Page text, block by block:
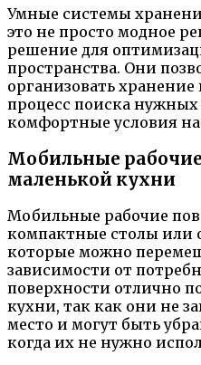
Умные системы
это не просто модное
решение для
пространства. Они
организовать
процесс поиска нужных
комфортные условия
Мобильные
маленькой кухни
Мобильные рабочие
компактные столы или
которые можно
зависимости от
поверхности отлично
кухни, так как они не
место и могут быть
когда их не нужно